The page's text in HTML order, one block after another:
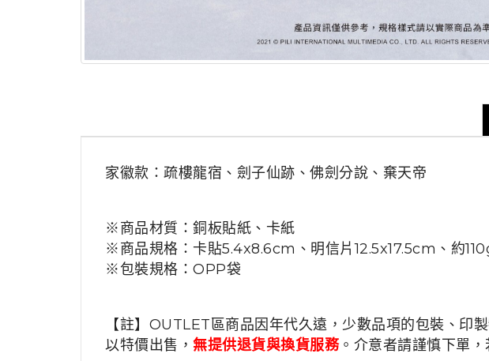
家徽款：疏樓龍宿、劍子仙跡、佛劍分說、棄天帝
※商品材質：銅板貼紙、卡紙
※商品規格 ： 卡貼5.4x8.6cm、 明信片12.5x17.5cm、 約
※包裝規格： OPP袋
【註】OUTLET區商品因年代久遠，少數品項的包裝、
以特價出售， 無提供退貨與換貨服務。介意者請謹慎下單，